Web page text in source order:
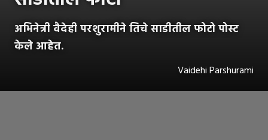
अभिनेत्री वैदेही परशुरामीने तिचे साडीतील फोटो पोस्ट
केले आहेत.
Vaidehi Parshurami